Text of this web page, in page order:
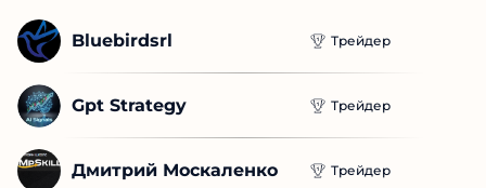
Bluebirdsrl Трейдер
Gpt Strategy Трейдер
Дмитрий Москаленко Трейдер